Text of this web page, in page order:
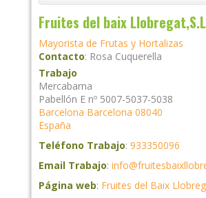
Fruites del baix
Mayorista de Frutas y Hortalizas
Contacto: Rosa Cuquerella
Trabajo
Mercabarna
Pabellón E nº 5007-5037-5038
Barcelona Barcelona 08040
España
Teléfono Trabajo: 933350096
Email Trabajo:
Página web: Fruites del Baix